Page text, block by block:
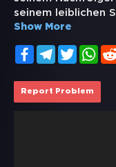
seinem leiblichen
Show More
FacebookTelegramTwitter
Report Problem